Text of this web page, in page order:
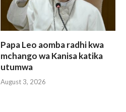
Papa Leo aomba radhi kwa
mchango wa Kanisa katika
utumwa
August 3, 2026